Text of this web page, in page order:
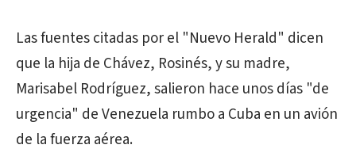
Las fuentes citadas por el "Nuevo Herald" dicen
que la hija de Chávez, Rosinés, y su madre,
Marisabel Rodríguez, salieron hace unos días "de
urgencia" de Venezuela rumbo a Cuba en un avión
de la fuerza aérea.